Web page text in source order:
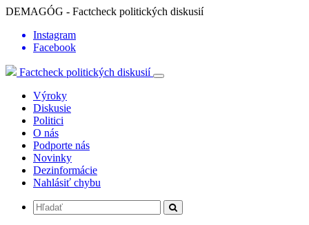
DEMAGÓG - Factcheck politických diskusií
Instagram
Facebook
Factcheck politických diskusií
Výroky
Diskusie
Politici
O nás
Podporte nás
Novinky
Dezinformácie
Nahlásiť chybu